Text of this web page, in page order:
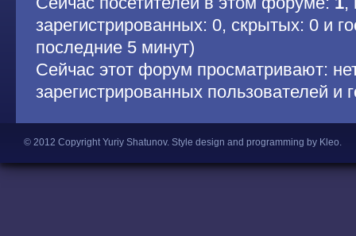
зарегистрированных: 0, скрытых: 0 и
последние 5 минут)
Сейчас этот форум просматривают:
зарегистрированных пользователей и
© 2012 Copyright Yuriy Shatunov. Style design and programming by Kleo.